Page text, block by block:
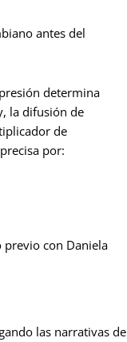
antes del
determina
la difusión de
de
por:
previo con Daniela
las narrativas de